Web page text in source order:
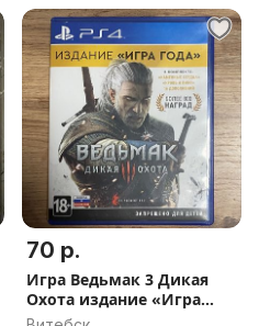
70 р.
Игра Ведьмак 3 Дикая
Охота издание «Игра
года»